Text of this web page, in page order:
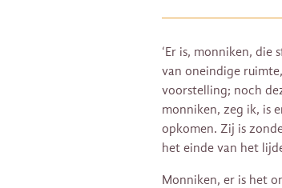
‘Er is, monniken,
van oneindige
voorstelling; noch
monniken, zeg ik, is
opkomen. Zij is
het einde van het
Monniken, er is het